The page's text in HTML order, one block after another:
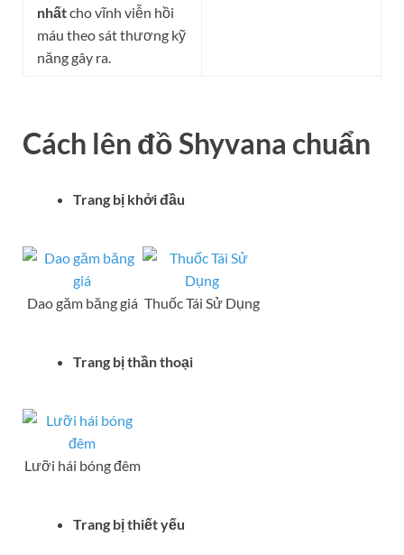
nhấtcho vĩnh viễn hồi
máu theo sát thương kỹ
năng gây ra.
Cách lên đồShyvana chuẩn
Trang bị khởi đầu
Dao găm băng giá Thuốc Tái Sử Dụng
Trang bị thần thoại
Lưỡi hái bóng đêm
Trang bị thiết yếu